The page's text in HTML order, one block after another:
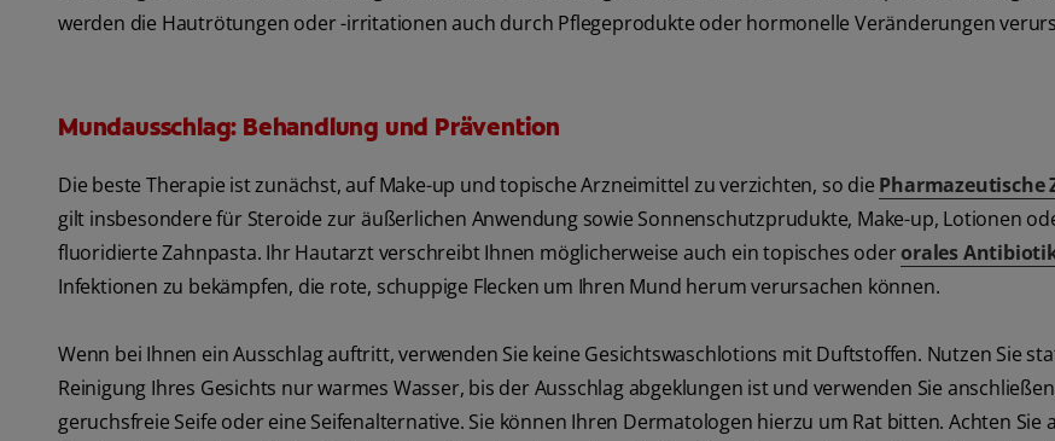
werden die Hautrötungen oder -irritationen auch durch Pflegeprodukte oder hormonelle Veränderungen
Mundausschlag: Behandlung und Prävention
Die beste Therapie ist zunächst, auf Make-up und topische Arzneimittel zu verzichten, so die Pharmazeutische
gilt insbesondere für Steroide zur äußerlichen Anwendung sowie Sonnenschutzprudukte, Make-up, Lotionen
fluoridierte Zahnpasta. Ihr Hautarzt verschreibt Ihnen möglicherweise auch ein topisches oderorales
Infektionen zu bekämpfen, die rote, schuppige Flecken um Ihren Mund herum verursachen können.
Wenn bei Ihnen ein Ausschlag auftritt, verwenden Sie keine Gesichtswaschlotions mit Duftstoffen. Nutzen Sie
Reinigung Ihres Gesichts nur warmes Wasser, bis der Ausschlag abgeklungen ist und verwenden Sie
geruchsfreie Seife oder eine Seifenalternative. Sie können Ihren Dermatologen hierzu um Rat bitten. Achten Sie